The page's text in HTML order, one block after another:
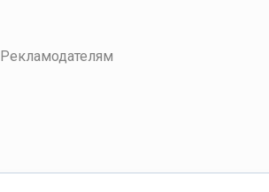
Рекламодателям